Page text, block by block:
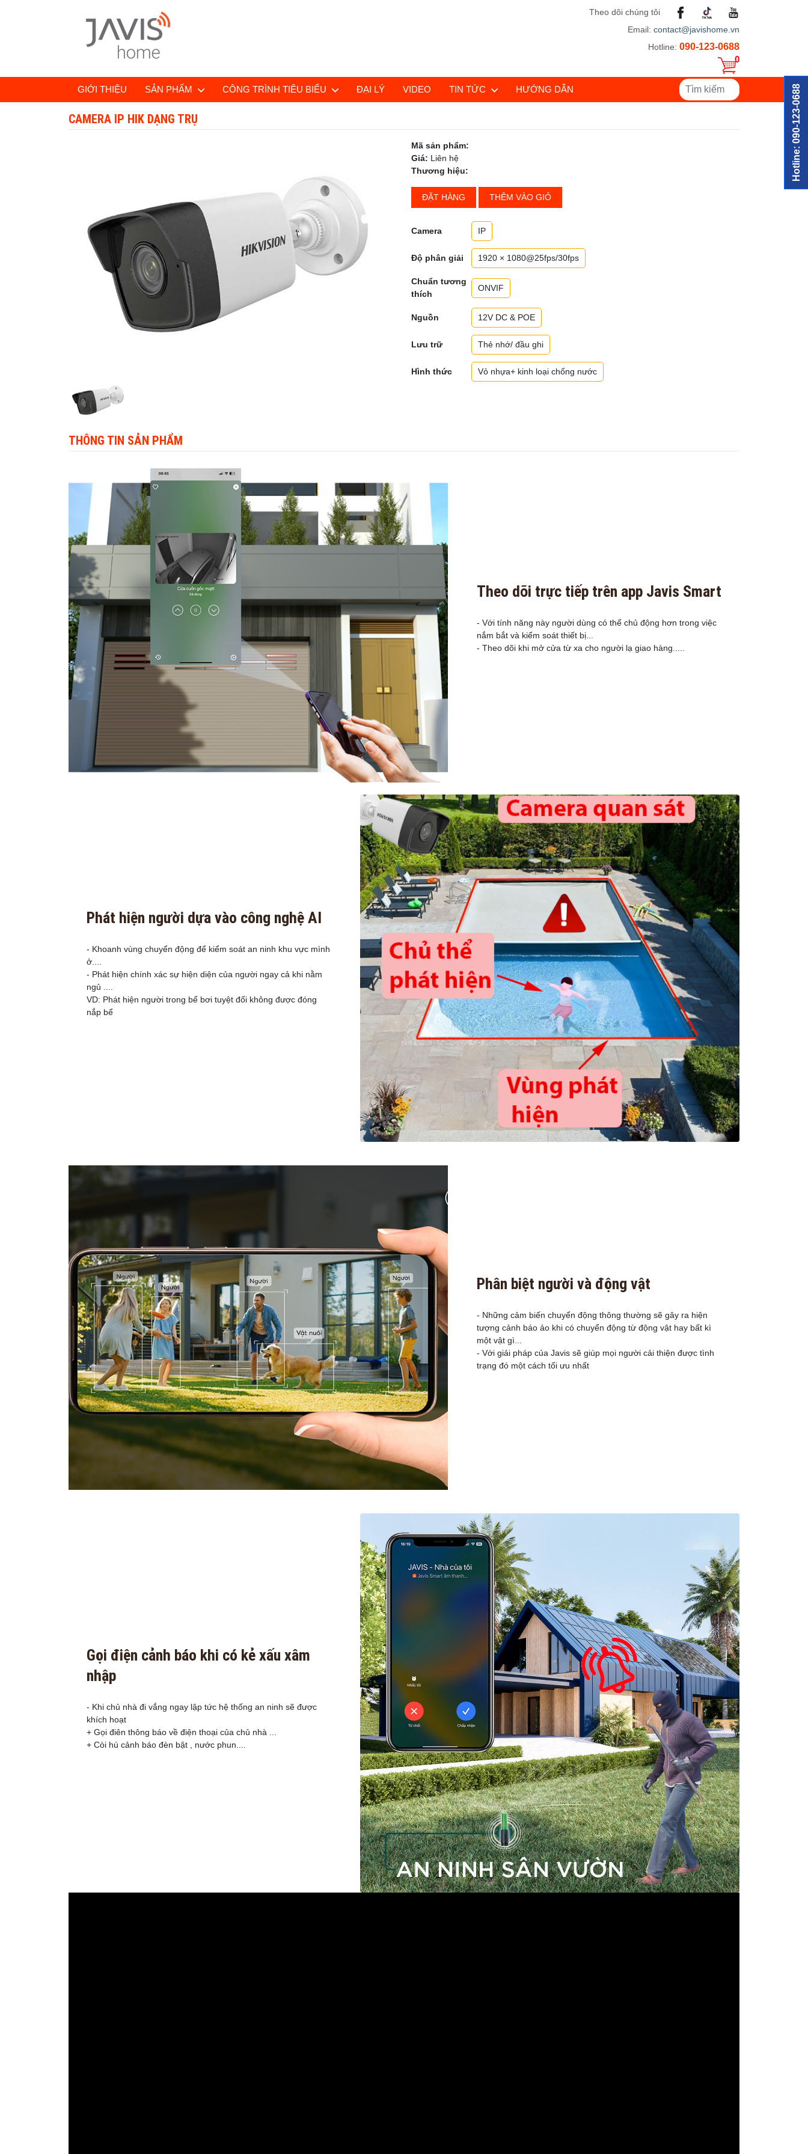
Hotline: 090-123-0688
Theo dõi chúng tôi
Email: contact@javishome.vn
Hotline: 090-123-0688
0
GIỚI THIỆU SẢN PHẨM CÔNG TRÌNH TIÊU BIỂU ĐẠI LÝ VIDEO TIN TỨC HƯỚNG DẪN
CAMERA IP HIK DẠNG TRỤ
Mã sản phẩm:
Giá: Liên hệ
Thương hiệu:
ĐẶT HÀNG THÊM VÀO GIỎ
Camera IP
Độ phân giải 1920 × 1080@25fps/30fps
Chuẩn tương
thích
ONVIF
Nguồn 12V DC & POE
Lưu trữ Thẻ nhớ/ đầu ghi
Hình thức Vỏ nhựa+ kinh loại chống nước
THÔNG TIN SẢN PHẨM
Theo dõi trực tiếp trên app Javis Smart
- Với tính năng này người dùng có thể chủ động hơn trong việc
nắm bắt và kiểm soát thiết bị...
- Theo dõi khi mở cửa từ xa cho người lạ giao hàng.....
Phát hiện người dựa vào công nghệ AI
- Khoanh vùng chuyển động để kiểm soát an ninh khu vực mình
ở....
- Phát hiện chính xác sự hiện diện của người ngay cả khi nằm
ngủ ....
VD: Phát hiện người trong bể bơi tuyệt đối không được đóng
nắp bể
Phân biệt người và động vật
- Những cảm biến chuyển động thông thường sẽ gây ra hiện
tượng cảnh báo ảo khi có chuyển động từ động vật hay bất kì
một vật gì...
- Với giải pháp của Javis sẽ giúp mọi người cải thiện được tình
trạng đó một cách tối ưu nhất
Gọi điện cảnh báo khi có kẻ xấu xâm
nhập
- Khi chủ nhà đi vắng ngay lập tức hệ thống an ninh sẽ được
khích hoạt
+ Gọi điên thông báo về điện thoại của chủ nhà ...
+ Còi hú cảnh báo đèn bật , nước phun....